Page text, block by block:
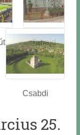
Tabajd
Csabdi
25.